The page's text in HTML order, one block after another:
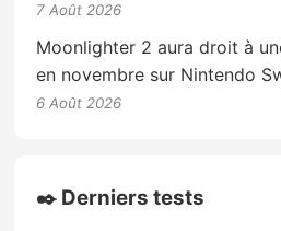
7 Août 2026
Moonlighter 2 aura droit à
en novembre sur Nintendo
6 Août 2026
✒️ Derniers tests